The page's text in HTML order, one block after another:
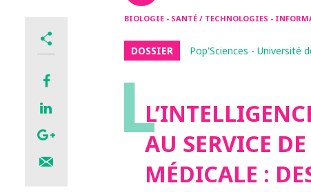
BIOLOGIE - SANTÉ / TECHNOLOGIES -
DOSSIER Pop'Sciences - Université
LAU SERVICE
MÉDICALE :